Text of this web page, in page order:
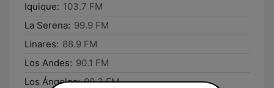
Iquique: 103.7 FM
La Serena: 99.9 FM
Linares: 88.9 FM
Los Andes: 90.1 FM
Los Ángeles: 90.3 FM